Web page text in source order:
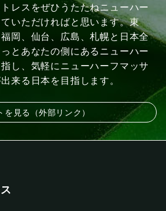
レスをぜひうたたねニューハー
いただければと思います。東
岡、仙台、広島、札幌と日本全
とあなたの側にあるニューハー
し、気軽にニューハーフマッサ
来る日本を目指します。
を見る（外部リンク）